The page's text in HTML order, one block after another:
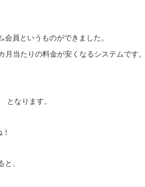
員というものができました。
月当たりの料金が安くなるシステムです
となります。
、